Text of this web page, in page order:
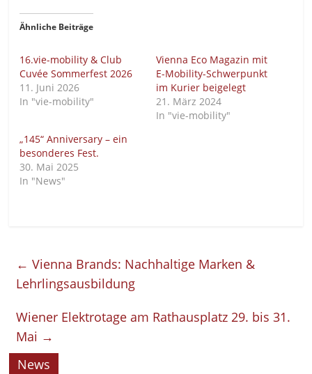
Ähnliche Beiträge
16.vie-mobility & Club
Cuvée Sommerfest 2026
11. Juni 2026
In "vie-mobility"
Vienna Eco Magazin mit
E-Mobility-Schwerpunkt
im Kurier beigelegt
21. März 2024
In "vie-mobility"
„145“ Anniversary – ein
besonderes Fest.
30. Mai 2025
In "News"
← Vienna Brands: Nachhaltige Marken &
Lehrlingsausbildung
Wiener Elektrotage am Rathausplatz 29. bis 31.
Mai →
News